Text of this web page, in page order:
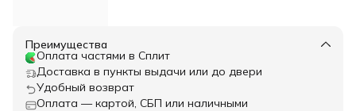
Преимущества
Оплата частями в Сплит
Доставка в пункты выдачи или до двери
Удобный возврат
Оплата — картой, СБП или наличными